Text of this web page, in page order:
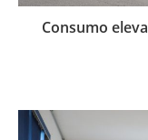
Consumo